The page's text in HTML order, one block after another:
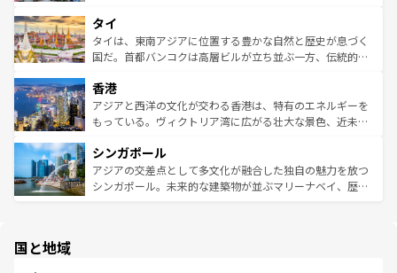
リティに包まれながら、韓国の多彩な魅力を心ゆくまで味
わってみてほしい。 なお、新着の韓国情報はコンテンツ一
覧を参照してほしい。
急速な発展と共に伝統が息づく。ハノイの古い町並みやホ
ーチミン市のフランス統治時代の建物も、独特の雰囲気を
醸し出している。また、バラエティの豊かさとおいしさで
とつ。フォーやバインミー、ベトナムコーヒーなどは、ぜ
ひ現地で味わいたい。どの地域を訪れてもあたたかい人々
が旅行者を迎えてくれるので、きっと忘れられない旅にな
参照してほしい。
タイ
タイは、東南アジアに位置する豊かな自然と歴史が息づく
国だ。首都バンコクは高層ビルが立ち並ぶ一方、伝統的な
の活気が交差している。北部ではチェンマイなどの山岳地
帯で自然と触れ合い、南部ではプーケットやクラビの美し
いビーチでリゾート気分を楽しむことができる。タイ料理
激する。気候は一年中温暖で、どの季節にも異なる楽しみ
が待っている。親しみやすいタイの人々、仏教を中心とし
た文化、そして多様な観光資源が、訪れる旅人を魅了し続
香港
アジアと西洋の文化が交わる香港は、特有のエネルギーを
もっている。ヴィクトリア湾に広がる壮大な景色、近未来
み、どこを訪れても感動するはず。観光スポットが密集し
ており、効率よく見どころを回れるのも魅力。息をのむよ
うな絶景から文化的な体験まで、香港を存分に楽しみ尽く
シンガポール
アジアの交差点として多文化が融合した独自の魅力を放つ
シンガポール。未来的な建築物が並ぶマリーナベイ、歴史
国と地域